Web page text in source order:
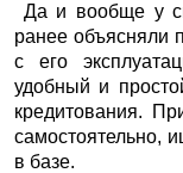
Да и вообще у
ранее объясняли
с его
удобный и
кредитования.
самостоятельно,
в базе.